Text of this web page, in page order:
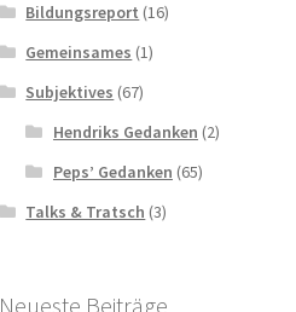
Bildungsreport (16)
Gemeinsames (1)
Subjektives (67)
Hendriks Gedanken (2)
Peps’ Gedanken (65)
Talks & Tratsch (3)
Neueste Beiträge